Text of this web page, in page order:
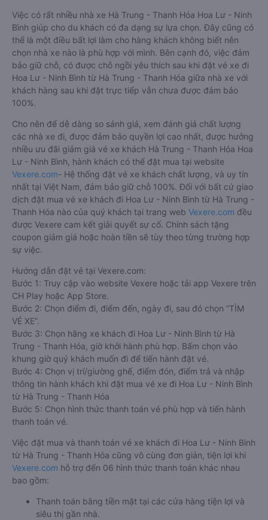
Việc có rất nhiều nhà xe Hà Trung - Thanh Hóa Hoa Lư - Ninh
Bình giúp cho du khách có đa dạng sự lựa chọn. Đây cũng có
thể là một điều bất lợi làm cho hàng khách không biết nên
chọn nhà xe nào là phù hợp với mình. Bên cạnh đó, việc đảm
bảo giữ chỗ, có được chỗ ngồi yêu thích sau khi đặt vé xe đi
Hoa Lư - Ninh Bình từ Hà Trung - Thanh Hóa giữa nhà xe với
khách hàng sau khi đặt trực tiếp vẫn chưa được đảm bảo
100%.
Cho nên để dễ dàng so sánh giá, xem đánh giá chất lượng
các nhà xe đi, được đảm bảo quyền lợi cao nhất, được hưởng
nhiều ưu đãi giảm giá vé xe khách Hà Trung - Thanh Hóa Hoa
Lư - Ninh Bình, hành khách có thể đặt mua tại website
Vexere.com- Hệ thống đặt vé xe khách chất lượng, và uy tín
nhất tại Việt Nam, đảm bảo giữ chỗ 100%. Đối với bất cứ giao
dịch đặt mua vé xe khách đi Hoa Lư - Ninh Bình từ Hà Trung -
Thanh Hóa nào của quý khách tại trang web Vexere.com đều
được Vexere cam kết giải quyết sự cố. Chính sách tặng
coupon giảm giá hoặc hoàn tiền sẽ tùy theo từng trường hợp
sự việc.
Hướng dẫn đặt vé tại Vexere.com:
Bước 1: Truy cập vào website Vexere hoặc tải app Vexere trên
CH Play hoặc App Store.
Bước 2: Chọn điểm đi, điểm đến, ngày đi, sau đó chọn “TÌM
VÉ XE”.
Bước 3: Chọn hãng xe khách đi Hoa Lư - Ninh Bình từ Hà
Trung - Thanh Hóa, giờ khởi hành phù hợp. Bấm chọn vào
khung giờ quý khách muốn đi để tiến hành đặt vé.
Bước 4: Chọn vị trí/giường ghế, điểm đón, điểm trả và nhập
thông tin hành khách khi đặt mua vé xe đi Hoa Lư - Ninh Bình
từ Hà Trung - Thanh Hóa
Bước 5: Chọn hình thức thanh toán vé phù hợp và tiến hành
thanh toán vé.
Việc đặt mua và thanh toán vé xe khách đi Hoa Lư - Ninh Bình
từ Hà Trung - Thanh Hóa cũng vô cùng đơn giản, tiện lợi khi
Vexere.com hỗ trợ đến 06 hình thức thanh toán khác nhau
bao gồm:
Thanh toán bằng tiền mặt tại các cửa hàng tiện lợi và
siêu thị gần nhà.